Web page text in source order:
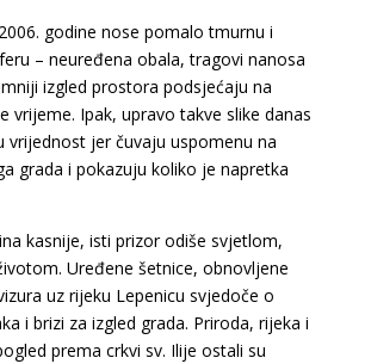
godine nose pomalo tmurnu i
– neuređena obala, tragovi nanosa
izgled prostora podsjećaju na
vrijeme. Ipak, upravo takve slike danas
vrijednost jer čuvaju uspomenu na
grada i pokazuju koliko je napretka
kasnije, isti prizor odiše svjetlom,
Uređene šetnice, obnovljene
uz rijeku Lepenicu svjedoče o
i brizi za izgled grada. Priroda, rijeka i
prema crkvi sv. Ilije ostali su